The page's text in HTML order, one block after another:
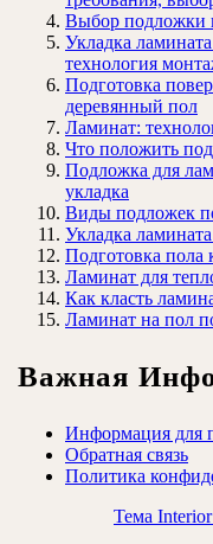
Выбор подложки
Укладка
технология
Подготовка
деревянный пол
Ламинат:
Что положить
Подложка для
укладка
Виды подложек
Укладка
Подготовка пола
Ламинат для
Как класть
Ламинат на пол
Важная
Информация для
Обратная связь
Политика
Тема